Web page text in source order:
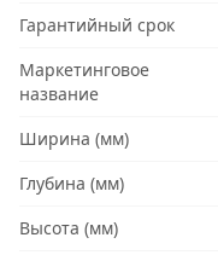
Гарантийный срок
Маркетинговое
название
Ширина (мм)
Глубина (мм)
Высота (мм)